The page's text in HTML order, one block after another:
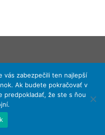
vás zabezpečili ten najlepší
Ak budete pokračovať v
predpokladať, že ste s ňou